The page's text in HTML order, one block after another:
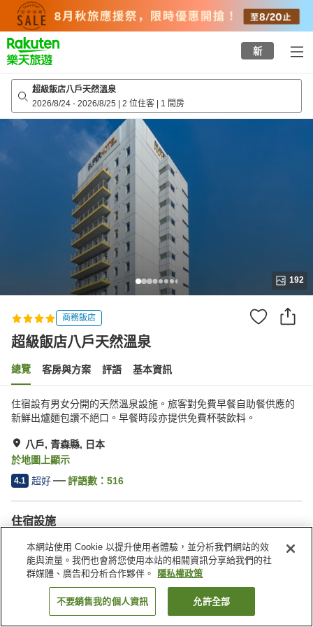
top
page
新
超級飯店八戶天然溫泉
2026/8/24 - 2026/8/25 | 2 位住客 | 1 間房
192
商務飯店
超級飯店八戶天然溫泉
總覽 客房與方案 評語 基本資訊
住宿設有男女分開的天然溫泉設施。旅客對免費早餐自助餐供應的
新鮮出爐麵包讚不絕口。早餐時段亦提供免費杯裝飲料。
八戶, 青森縣, 日本
於地圖上顯示
4.1 超好 評語數： 516
住宿設施
停車場
Spa／美容沙龍
自動販賣機
公共澡堂
找客房
本網站使用 Cookie 以提升使用者體驗，並分析我們網站的效
能與流量。我們也會將您使用本站的相關資訊分享給我們的社
群媒體、廣告和分析合作夥伴。
隱私權政策
不要銷售我的個人資訊 允許全部